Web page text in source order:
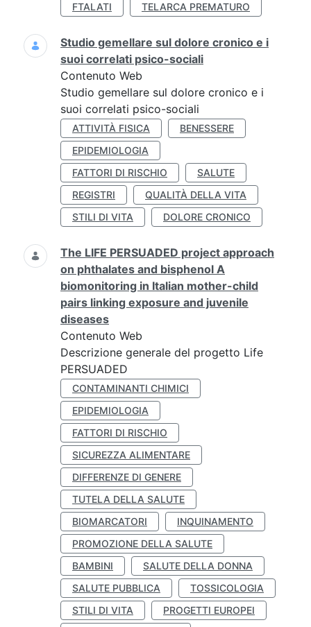
FTALATI
TELARCA PREMATURO
Studio gemellare sul dolore cronico e i
suoi correlati psico-sociali
Contenuto Web
Studio gemellare sul dolore cronico e i
suoi correlati psico-sociali
ATTIVITÀ FISICA
BENESSERE
EPIDEMIOLOGIA
FATTORI DI RISCHIO
SALUTE
REGISTRI
QUALITÀ DELLA VITA
STILI DI VITA
DOLORE CRONICO
The LIFE PERSUADED project approach
on phthalates and bisphenol A
biomonitoring in Italian mother-child
pairs linking exposure and juvenile
diseases
Contenuto Web
Descrizione generale del progetto Life
PERSUADED
CONTAMINANTI CHIMICI
EPIDEMIOLOGIA
FATTORI DI RISCHIO
SICUREZZA ALIMENTARE
DIFFERENZE DI GENERE
TUTELA DELLA SALUTE
BIOMARCATORI
INQUINAMENTO
PROMOZIONE DELLA SALUTE
BAMBINI
SALUTE DELLA DONNA
SALUTE PUBBLICA
TOSSICOLOGIA
STILI DI VITA
PROGETTI EUROPEI